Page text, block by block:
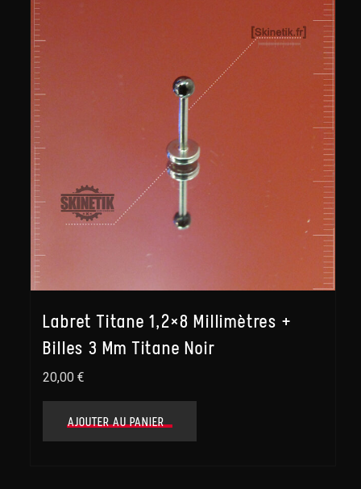
Labret Titane 1,2×8 Millimètres +
Billes 3 Mm Titane Noir
20,00€
AJOUTER AU PANIER